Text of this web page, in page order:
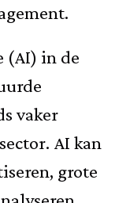
(AI) in de
vaker
AI kan
grote